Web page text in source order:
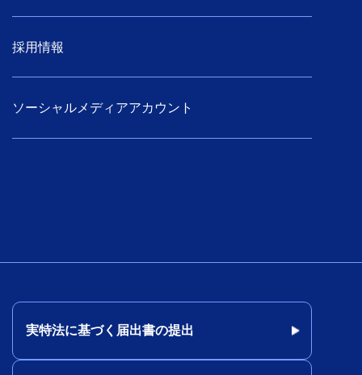
採用情報
ソーシャルメディアアカウント
実特法に基づく届出書の提出